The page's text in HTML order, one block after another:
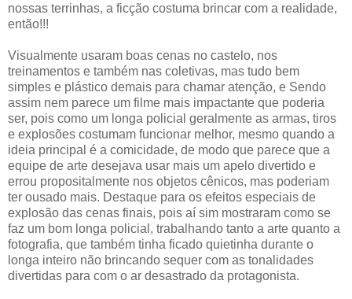
nossas terrinhas, a ficção costuma brincar com a realidade,
então!!!
Visualmente usaram boas cenas no castelo, nos
treinamentos e também nas coletivas, mas tudo bem
simples e plástico demais para chamar atenção, e Sendo
assim nem parece um filme mais impactante que poderia
ser, pois como um longa policial geralmente as armas, tiros
e explosões costumam funcionar melhor, mesmo quando a
ideia principal é a comicidade, de modo que parece que a
equipe de arte desejava usar mais um apelo divertido e
errou propositalmente nos objetos cênicos, mas poderiam
ter ousado mais. Destaque para os efeitos especiais de
explosão das cenas finais, pois aí sim mostraram como se
faz um bom longa policial, trabalhando tanto a arte quanto a
fotografia, que também tinha ficado quietinha durante o
longa inteiro não brincando sequer com as tonalidades
divertidas para com o ar desastrado da protagonista.